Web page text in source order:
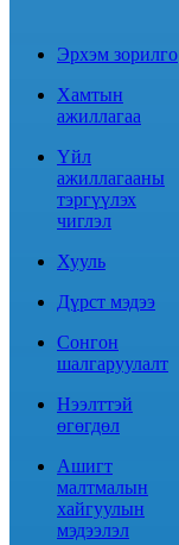
Эрхэм зорилго
Хамтын
ажиллагаа
Үйл
ажиллагааны
тэргүүлэх
чиглэл
Хууль
Дүрст мэдээ
Сонгон
шалгаруулалт
Нээлттэй
өгөгдөл
Ашигт
малтмалын
хайгуулын
мэдээлэл